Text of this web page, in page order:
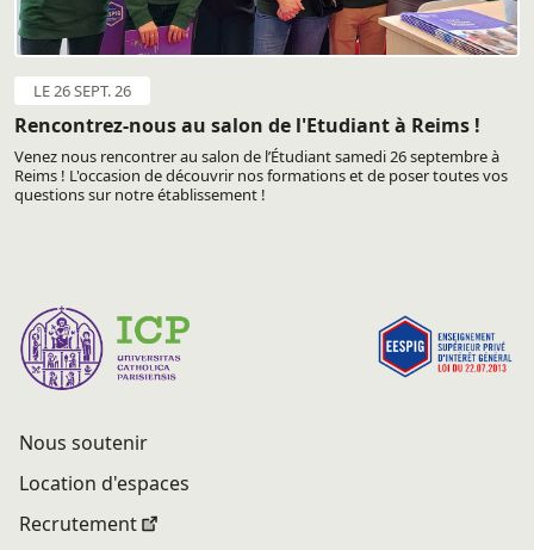
LE 26 SEPT. 26
Rencontrez-nous au salon de l'Etudiant à Reims !
Venez nous rencontrer au salon de l’Étudiant samedi 26 septembre à
Reims ! L'occasion de découvrir nos formations et de poser toutes vos
questions sur notre établissement !
Nous soutenir
Location d'espaces
Recrutement